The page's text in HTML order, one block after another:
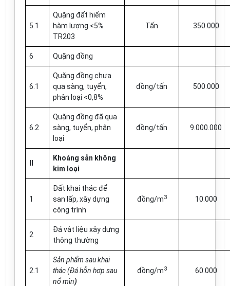
5.1
Quặng đất hiếm
hàm lượng <5%
TR203
Tấn 350.000
6 Quặng đồng
6.1
Quặng đồng chưa
qua sàng, tuyển,
phân loại <0,8%
đồng/tấn 500.000
6.2
Quặng đồng đã qua
sàng, tuyển, phân
loại
đồng/tấn 9.000.000
Khoáng sản không
kim loại
1
Đất khai thác để
san lấp, xây dựng
công trình
đồng/m3 10.000
2
Đá vật liệu xây dựng
thông thường
2.1
Sản phẩm sau khai
thác (Đá hỗn hợp sau
nổ mìn)
đồng/m3 60.000